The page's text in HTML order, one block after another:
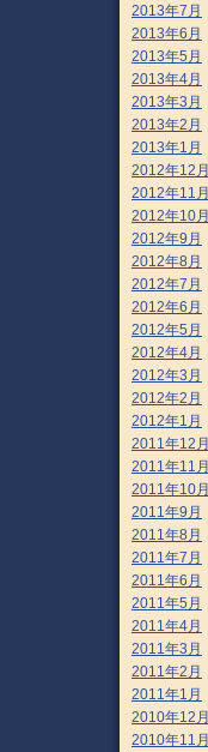
2013年7月
2013年6月
2013年5月
2013年4月
2013年3月
2013年2月
2013年1月
2012年12月
2012年11月
2012年10月
2012年9月
2012年8月
2012年7月
2012年6月
2012年5月
2012年4月
2012年3月
2012年2月
2012年1月
2011年12月
2011年11月
2011年10月
2011年9月
2011年8月
2011年7月
2011年6月
2011年5月
2011年4月
2011年3月
2011年2月
2011年1月
2010年12月
2010年11月